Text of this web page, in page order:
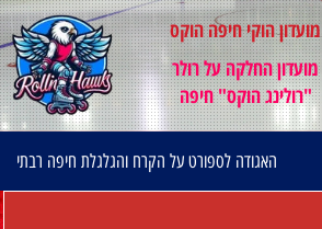
מועדון הוקי חיפה הוקס
מועדון החלקה על רולר
"רולינג הוקס" חיפה
האגודה לספורט על הקרח והגלגלת חיפה רבתי